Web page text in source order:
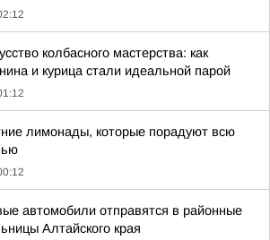
колбасного мастерства: как
и курица стали идеальной парой
лимонады, которые порадуют всю
автомобили отправятся в районные
Алтайского края